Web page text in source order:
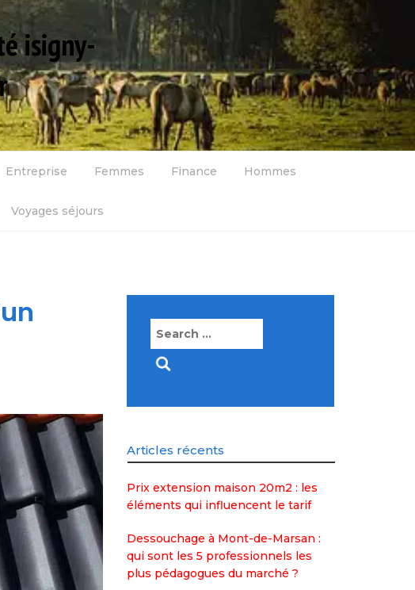
isigny-
Entreprise Femmes Finance Hommes
Voyages séjours
Search
Articles récents
Prix extension maison 20m2 : les
éléments qui influencent le tarif
Dessouchage à Mont-de-Marsan :
qui sont les 5 professionnels les
plus pédagogues du marché ?